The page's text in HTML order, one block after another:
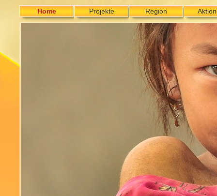
Home Projekte Region